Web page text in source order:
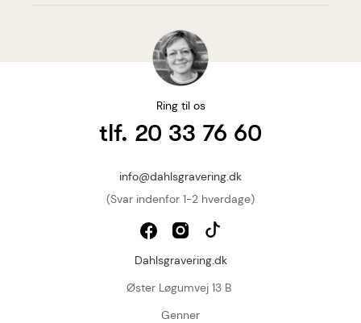
Ring til os
tlf. 20 33 76 60
info@dahlsgravering.dk
(Svar indenfor 1-2 hverdage)
Dahlsgravering.dk
Øster Løgumvej 13 B
Genner